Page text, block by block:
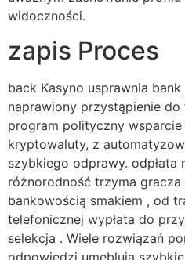
widoczności.
zapis Proces
back Kasyno usprawnia
naprawiony przystąpienie
program polityczny
kryptowaluty, z
szybkiego odprawy. odpłata
różnorodność trzyma gracza
bankowością smakiem , od
telefonicznej wypłata do
selekcja . Wiele rozwiązań
odpowiedzi umeblują szybkie